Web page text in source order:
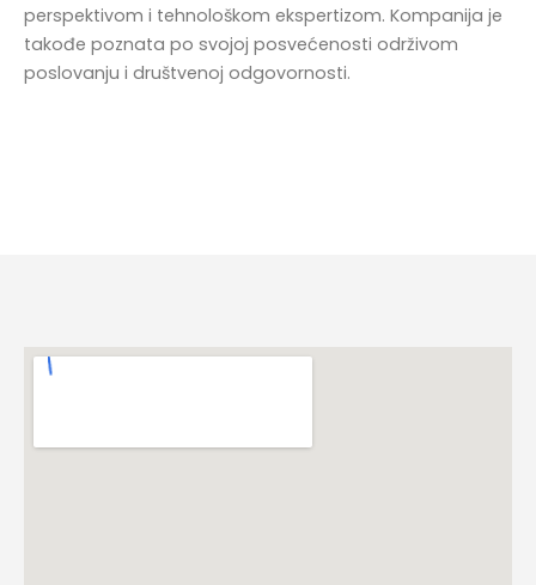
perspektivom i tehnološkom ekspertizom. Kompanija je
takođe poznata po svojoj posvećenosti održivom
poslovanju i društvenoj odgovornosti.